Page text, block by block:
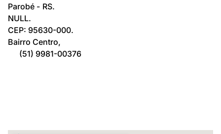
Parobé - RS.
NULL.
CEP: 95630-000.
Bairro Centro,
(51) 9981-00376